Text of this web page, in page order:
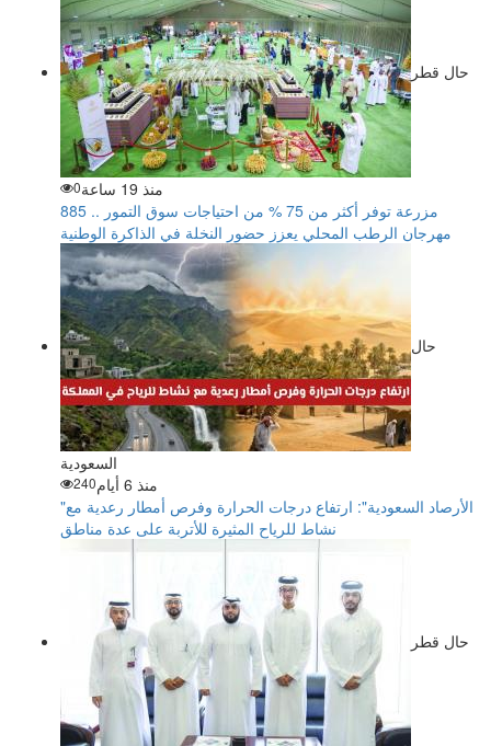
حال قطر
منذ 19 ساعة 0
885 مزرعة توفر أكثر من 75 % من احتياجات سوق التمور ..
مهرجان الرطب المحلي يعزز حضور النخلة في الذاكرة الوطنية
حال
السعودية
منذ 6 أيام
240
"الأرصاد السعودية": ارتفاع درجات الحرارة وفرص أمطار رعدية مع
نشاط للرياح المثيرة للأتربة على عدة مناطق
حال قطر